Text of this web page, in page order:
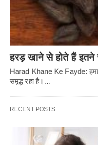
हरड़ खाने से होते हैं इतने
Harad Khane Ke Fayde:
समृद्ध रहा है।…
RECENT POSTS